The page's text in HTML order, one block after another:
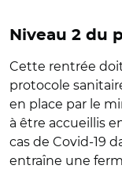
Niveau 2 du
Cette rentrée
protocole
en place par le
à être accueillis
cas de Covid-19
entraîne une